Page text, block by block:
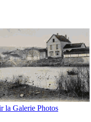
la Galerie Photos